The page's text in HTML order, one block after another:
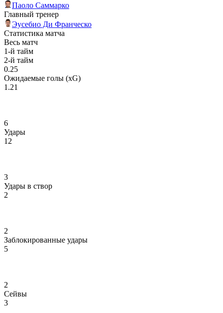
Паоло Саммарко
Главный тренер
Эусебио Ди Франческо
Статистика матча
Весь матч
1-й тайм
2-й тайм
0.25
Ожидаемые голы (xG)
1.21
6
Удары
12
3
Удары в створ
2
2
Заблокированные удары
5
2
Сейвы
3